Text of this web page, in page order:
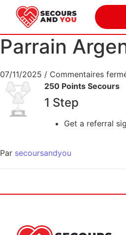
Parrain
07/11/2025 / Commentaires
250 Points Secours
1 Step
Get a referral
Par secoursandyou